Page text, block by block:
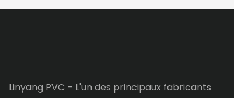
Linyang PVC – L'un des principaux fabricants